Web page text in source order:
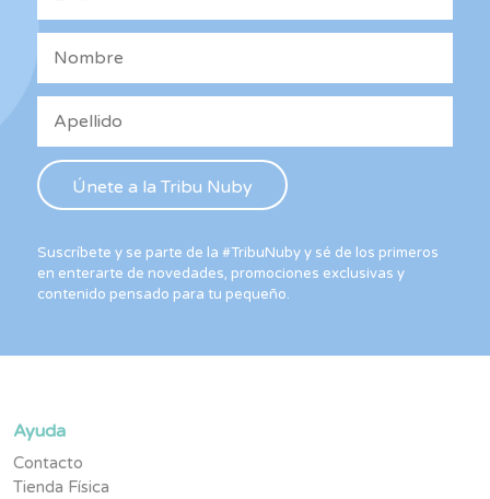
de
Suscríbete y se parte de la #TribuNuby y sé de los primeros
en enterarte de novedades, promociones exclusivas y
contenido pensado para tu pequeño.
Ayuda
Contacto
Tienda Física